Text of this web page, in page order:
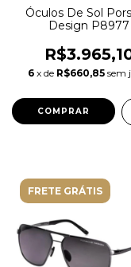
Óculos De Sol
Design P8977
6 x de R$660,85 sem
FRETE GRÁTIS